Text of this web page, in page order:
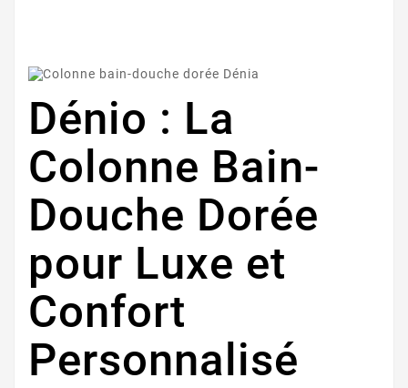
Dénio : La
Colonne Bain-
Douche Dorée
pour Luxe et
Confort
Personnalisé